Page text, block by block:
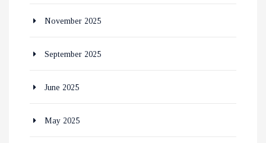
November 2025
September 2025
June 2025
May 2025